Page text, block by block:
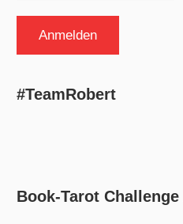
#TeamRobert
Book-Tarot Challenge